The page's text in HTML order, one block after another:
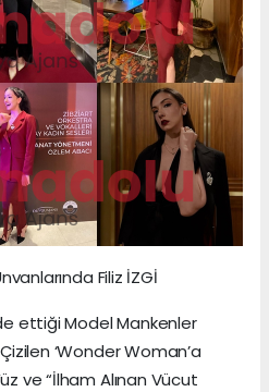
Filiz İZGİ
ettiği Model Mankenler
‘Wonder Woman’a
ve “İlham Alınan Vücut